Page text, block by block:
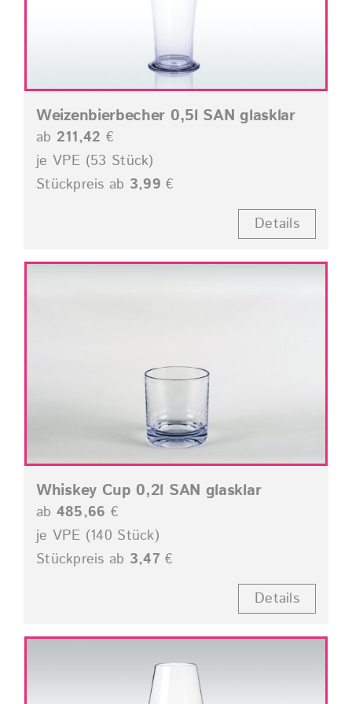
Weizenbierbecher 0,5l SAN glasklar
ab 211,42 €
je VPE (53 Stück)
Stückpreis ab 3,99 €
Details
Whiskey Cup 0,2l SAN glasklar
ab 485,66 €
je VPE (140 Stück)
Stückpreis ab 3,47 €
Details